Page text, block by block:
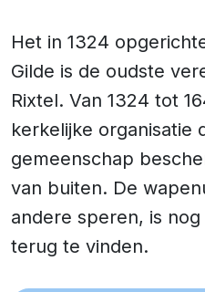
Het in 1324
Gilde is de oudste
Rixtel. Van 1324 tot
kerkelijke organisatie
gemeenschap
van buiten. De
andere speren, is
terug te vinden.